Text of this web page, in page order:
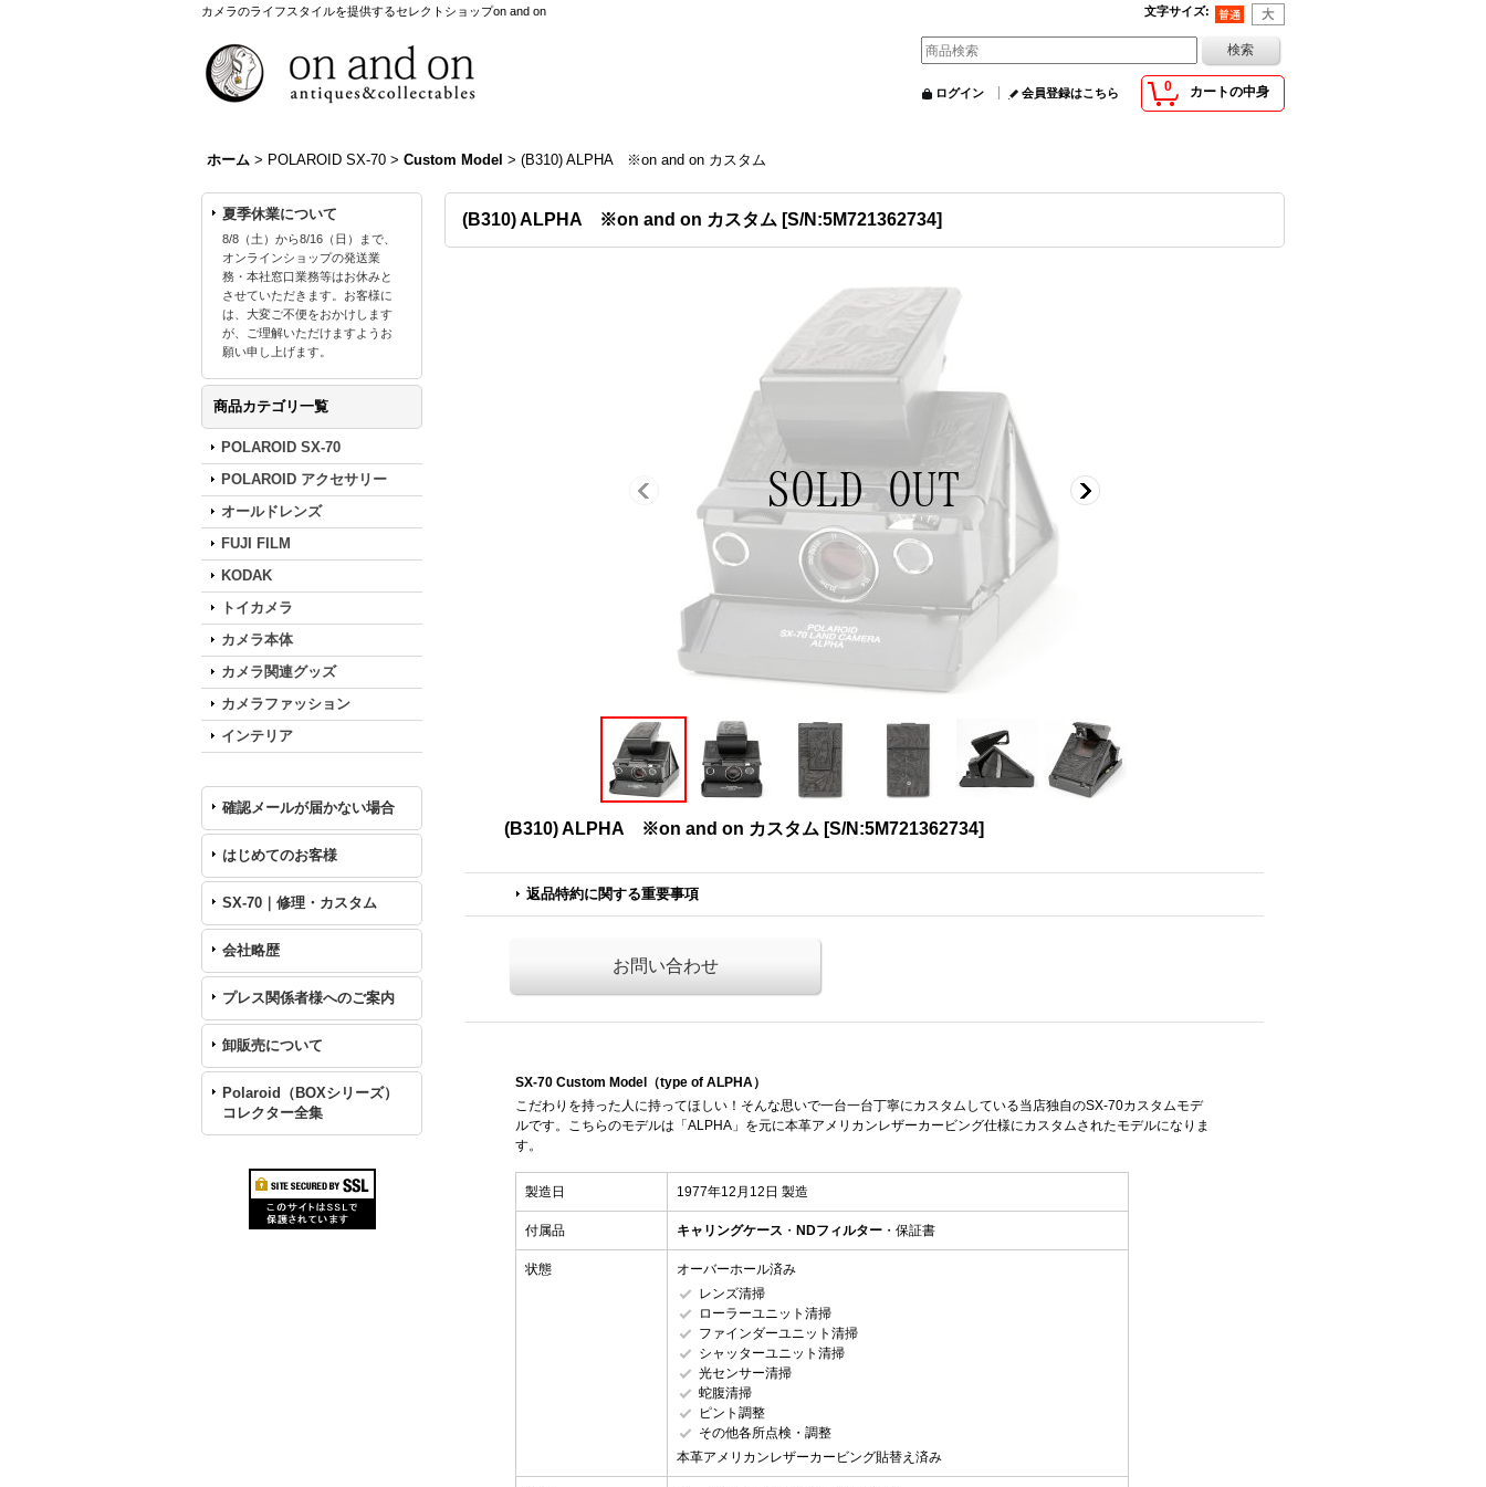
カメラのライフスタイルを提供するセレクトショップon and on 文字サイズ:
0 カートの中身
ログイン 会員登録はこちら
ホーム > POLAROID SX-70 > Custom Model > (B310) ALPHA ※on and on カスタム
夏季休業について
8/8（土）から8/16（日）まで、
オンラインショップの発送業
務・本社窓口業務等はお休みと
させていただきます。お客様に
は、大変ご不便をおかけします
が、ご理解いただけますようお
願い申し上げます。
商品カテゴリ一覧
POLAROID SX-70
POLAROID アクセサリー
オールドレンズ
FUJI FILM
KODAK
トイカメラ
カメラ本体
カメラ関連グッズ
カメラファッション
インテリア
確認メールが届かない場合
はじめてのお客様
SX-70｜修理・カスタム
会社略歴
プレス関係者様へのご案内
卸販売について
Polaroid（BOXシリーズ）
コレクター全集
(B310) ALPHA ※on and on カスタム [S/N:5M721362734]
(B310) ALPHA ※on and on カスタム [S/N:5M721362734]
返品特約に関する重要事項
お問い合わせ
SX-70 Custom Model（type of ALPHA）
こだわりを持った人に持ってほしい！そんな思いで一台一台丁寧にカスタムしている当店独自のSX-70カスタムモデ
ルです。こちらのモデルは「ALPHA」を元に本革アメリカンレザーカービング仕様にカスタムされたモデルになりま
す。
製造日 1977年12月12日 製造
付属品 キャリングケース ・ NDフィルター ・保証書
状態
オーバーホール済み
レンズ清掃
ローラーユニット清掃
ファインダーユニット清掃
シャッターユニット清掃
光センサー清掃
蛇腹清掃
ピント調整
その他各所点検・調整
本革アメリカンレザーカービング貼替え済み